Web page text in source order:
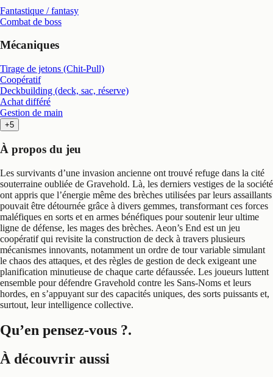
Fantastique / fantasy
Combat de boss
Mécaniques
Tirage de jetons (Chit-Pull)
Coopératif
Deckbuilding (deck, sac, réserve)
Achat différé
Gestion de main
+5
À propos du jeu
Les survivants d’une invasion ancienne ont trouvé refuge dans la cité
souterraine oubliée de Gravehold. Là, les derniers vestiges de la société
ont appris que l’énergie même des brèches utilisées par leurs assaillants
pouvait être détournée grâce à divers gemmes, transformant ces forces
maléfiques en sorts et en armes bénéfiques pour soutenir leur ultime
ligne de défense, les mages des brèches. Aeon’s End est un jeu
coopératif qui revisite la construction de deck à travers plusieurs
mécanismes innovants, notamment un ordre de tour variable simulant
le chaos des attaques, et des règles de gestion de deck exigeant une
planification minutieuse de chaque carte défaussée. Les joueurs luttent
ensemble pour défendre Gravehold contre les Sans-Noms et leurs
hordes, en s’appuyant sur des capacités uniques, des sorts puissants et,
surtout, leur intelligence collective.
Qu’en pensez-vous ?.
À découvrir aussi